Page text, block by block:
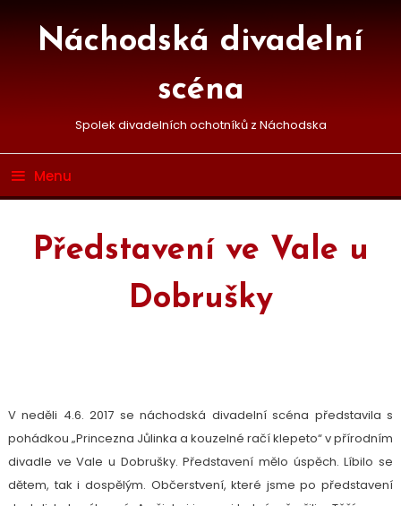
Náchodská divadelní
scéna
Spolek divadelních ochotníků z Náchodska
Menu
Představení ve Vale u
Dobrušky
V neděli 4.6. 2017 se náchodská divadelní scéna představila s
pohádkou „Princezna Jůlinka a kouzelné račí klepeto“ v přírodním
divadle ve Vale u Dobrušky. Představení mělo úspěch. Líbilo se
dětem, tak i dospělým. Občerstvení, které jsme po představení